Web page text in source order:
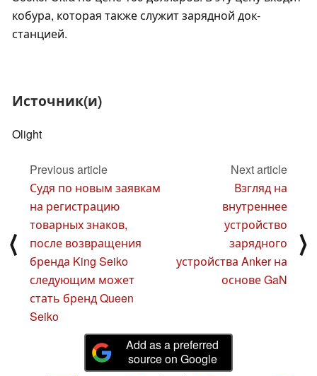
кобура, которая также служит зарядной док-
станцией.
Источник(и)
Olight
⟨
Previous article
Судя по новым заявкам
на регистрацию
товарных знаков,
после возвращения
бренда King Seiko
следующим может
стать бренд Queen
Seiko
Next article
Взгляд на
внутреннее
устройство
зарядного
устройства Anker на
основе GaN
⟩
Add as a preferred
source on Google